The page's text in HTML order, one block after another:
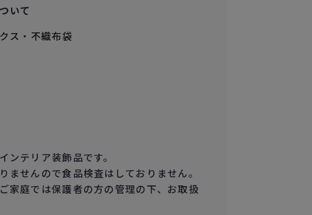
いて
ス ・ 不織布袋
ンテリア装飾品です。
ませんので食品検査はしておりません。
家庭では保護者の方の管理の下、お取扱